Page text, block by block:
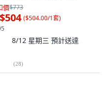
價$773
$504 ($504.00/1套)
8/12 星期三 預計送達
(28)